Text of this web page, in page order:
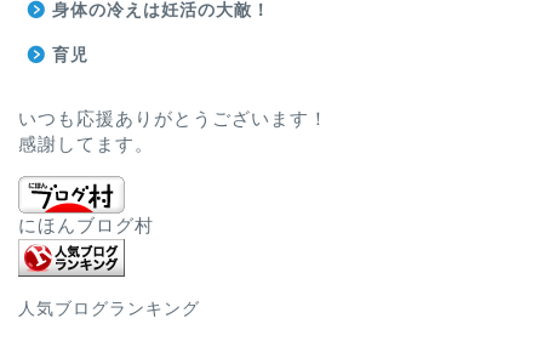
身体の冷えは妊活の大敵！
育児
いつも応援ありがとうございます！
感謝してます。
にほんブログ村
人気ブログランキング